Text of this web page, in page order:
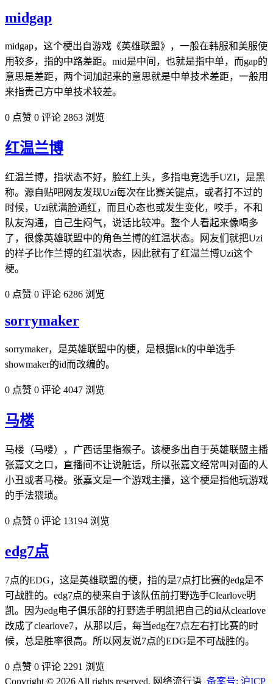
midgap
midgap，这个梗出自游戏《英雄联盟》，一般在韩服和美服使
用较多，指的中路差距。mid是中间，也就是指中单，而gap的
意思是差距，两个词加起来的意思就是中单技术差距，一般用
来指责己方中单技术较差。
0 点赞 0 评论 2863 浏览
红温兰博
红温兰博，指状态不好，脸红上头，多指电竞选手UZI，是黑
称。源自贴吧网友发现Uzi每次在比赛关键点，或者打不过的
时候，Uzi就满脸通红，而且心态也或发生变化，咬手，不和
队友沟通，自己生闷气，说话比较冲。整个人看起来像喝多
了，很像英雄联盟中的角色兰博的红温状态。网友们就把Uzi
的样子比作兰博的红温状态，因此就有了红温兰博Uzi这个
梗。
0 点赞 0 评论 6286 浏览
sorrymaker
sorrymaker，是英雄联盟中的梗，是根据lck的中单选手
showmaker的id而改编的。
0 点赞 0 评论 4047 浏览
马楼
马楼（马喽），广西话里指猴子。该梗多出自于英雄联盟主播
张嘉文之口，直播间不让说脏话，所以张嘉文经常叫对面的人
小丑或者马楼。张嘉文是一个游戏主播，这个梗是指他玩游戏
的手法猥琐。
0 点赞 0 评论 13194 浏览
edg7点
7点的EDG，这是英雄联盟的梗，指的是7点打比赛的edg是不
可战胜的。edg7点的梗来自于该队伍前打野选手Clearlove明
凯。因为edg电子俱乐部的打野选手明凯把自己的id从clearlove
改成了clearlove7，从那以后，每当edg在7点左右打比赛的时
候，总是胜率很高。所以网友说7点的EDG是不可战胜的。
0 点赞 0 评论 2291 浏览
Copyright © 2026 All rights reserved. 网络流行语 备案号: 沪ICP